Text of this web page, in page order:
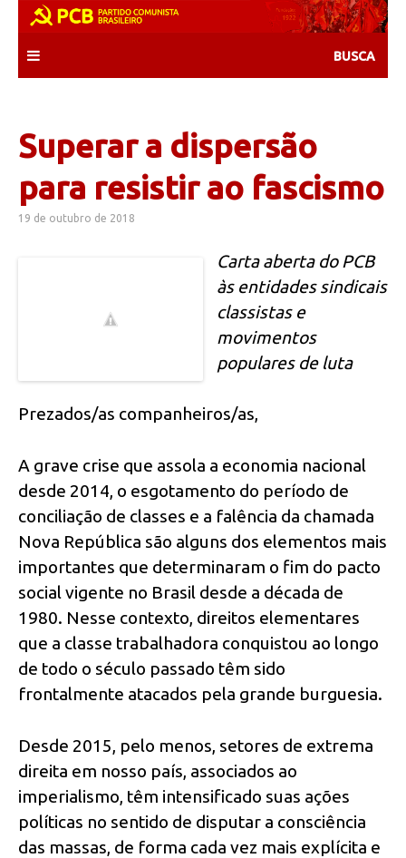
content
Superar a dispersão
para resistir ao fascismo
19 de outubro de 2018
Carta aberta do PCB
às entidades sindicais
classistas e
movimentos
populares de luta
Prezados/as companheiros/as,
A grave crise que assola a economia nacional
desde 2014, o esgotamento do período de
conciliação de classes e a falência da chamada
Nova República são alguns dos elementos mais
importantes que determinaram o fim do pacto
social vigente no Brasil desde a década de
1980. Nesse contexto, direitos elementares
que a classe trabalhadora conquistou ao longo
de todo o século passado têm sido
frontalmente atacados pela grande burguesia.
Desde 2015, pelo menos, setores de extrema
direita em nosso país, associados ao
imperialismo, têm intensificado suas ações
políticas no sentido de disputar a consciência
das massas, de forma cada vez mais explícita e